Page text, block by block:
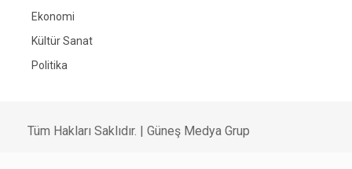
Ekonomi
Kültür Sanat
Politika
Tüm Hakları Saklıdır. | Güneş Medya Grup